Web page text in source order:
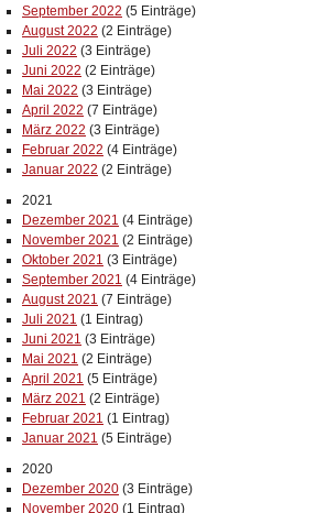
September 2022 (5 Einträge)
August 2022 (2 Einträge)
Juli 2022 (3 Einträge)
Juni 2022 (2 Einträge)
Mai 2022 (3 Einträge)
April 2022 (7 Einträge)
März 2022 (3 Einträge)
Februar 2022 (4 Einträge)
Januar 2022 (2 Einträge)
2021
Dezember 2021 (4 Einträge)
November 2021 (2 Einträge)
Oktober 2021 (3 Einträge)
September 2021 (4 Einträge)
August 2021 (7 Einträge)
Juli 2021 (1 Eintrag)
Juni 2021 (3 Einträge)
Mai 2021 (2 Einträge)
April 2021 (5 Einträge)
März 2021 (2 Einträge)
Februar 2021 (1 Eintrag)
Januar 2021 (5 Einträge)
2020
Dezember 2020 (3 Einträge)
November 2020 (1 Eintrag)